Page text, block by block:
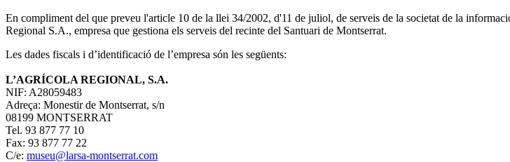
En compliment del que preveu l'article 10 de la llei 34/2002, d'11 de juliol, de serveis de la societat de la
Regional S.A., empresa que gestiona els serveis del recinte del Santuari de Montserrat.
Les dades fiscals i d’identificació de l’empresa són les següents:
L’AGRÍCOLA REGIONAL, S.A.
NIF: A28059483
Adreça: Monestir de Montserrat, s/n
08199 MONTSERRAT
Tel. 93 877 77 10
Fax: 93 877 77 22
C/e: museu@larsa-montserrat.com